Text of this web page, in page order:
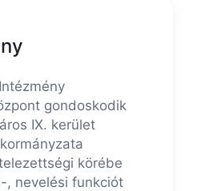
gondoskodik
IX. kerület
körébe
nevelési funkciót